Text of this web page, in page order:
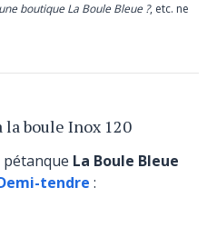
boutique La Boule Bleue ?, etc. ne
boule Inox 120
La Boule Bleue
tendre :